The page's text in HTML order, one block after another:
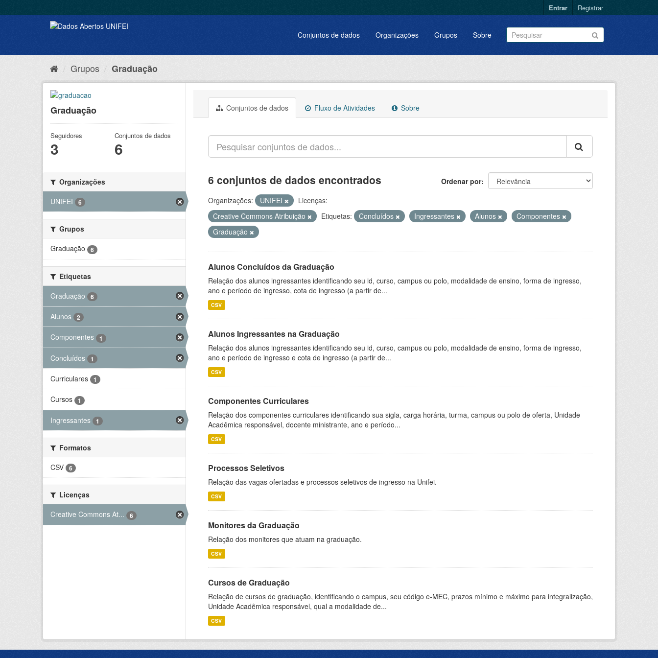
Entrar Registrar
Conjuntos de dados Organizações Grupos Sobre
Grupos Graduação
Graduação
Seguidores
3
Conjuntos de dados
6
Organizações
UNIFEI
6
Grupos
Graduação
6
Etiquetas
Graduação
6
Alunos 2
Componentes 1
Concluídos 1
Curriculares 1
Cursos 1
Ingressantes 1
Formatos
CSV
6
Licenças
Creative Commons At...
6
Conjuntos de dados Fluxo de Atividades Sobre
Ordenar por
6 conjuntos de dados encontrados
Organizações: UNIFEI
Licenças:
Creative Commons Atribuição
Etiquetas: Concluídos Ingressantes Alunos
Componentes
Graduação
Alunos Concluídos da Graduação
Relação dos alunos ingressantes identificando seu id, curso, campus ou polo, modalidade de ensino, forma de ingresso,
ano e período de ingresso, cota de ingresso (a partir de...
CSV
Alunos Ingressantes na Graduação
Relação dos alunos ingressantes identificando seu id, curso, campus ou polo, modalidade de ensino, forma de ingresso,
ano e período de ingresso e cota de ingresso (a partir de...
CSV
Componentes Curriculares
Relação dos componentes curriculares identificando sua sigla, carga horária, turma, campus ou polo de oferta, Unidade
Acadêmica responsável, docente ministrante, ano e período...
CSV
Processos Seletivos
Relação das vagas ofertadas e processos seletivos de ingresso na Unifei.
CSV
Monitores da Graduação
Relação dos monitores que atuam na graduação.
CSV
Cursos de Graduação
Relação de cursos de graduação, identificando o campus, seu código e-MEC, prazos mínimo e máximo para integralização,
Unidade Acadêmica responsável, qual a modalidade de...
CSV